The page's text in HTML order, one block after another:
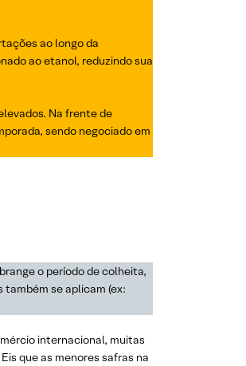
ao longo da
ao etanol, reduzindo sua
Na frente de
sendo negociado em
o período de colheita,
também se aplicam (ex:
internacional, muitas
que as menores safras na